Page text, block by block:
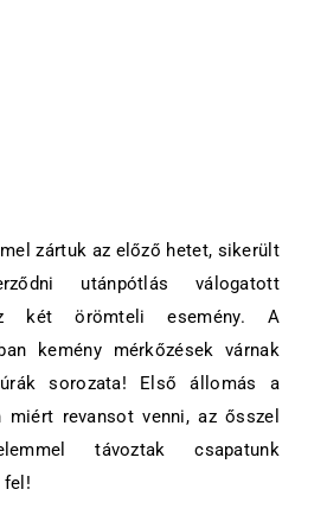
zártuk az előző hetet, sikerült
utánpótlás válogatott
két örömteli esemény. A
kemény mérkőzések várnak
sorozata! Első állomás a
revansot venni, az ősszel
távoztak csapatunk
fel!